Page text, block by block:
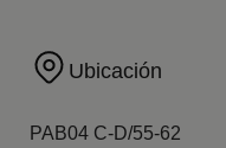
Ubicación
PAB04 C-D/55-62